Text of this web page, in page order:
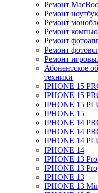
Ремонт
Ремонт
Ремонт
Ремонт
Ремонт
Ремонт
Ремонт
Абонентское
техники
IPHONE 15
IPHONE 15
IPHONE 15
IPHONE 15
IPHONE 14
IPHONE 14
IPHONE 14
IPHONE 14
IPHONE 13
IPHONE 13 Pro
IPHONE 13
IPHONE 13